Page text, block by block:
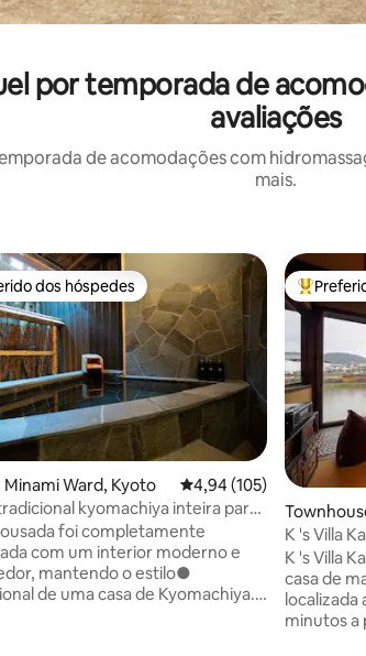
por temporada de
avaliações
de acomodações com
mais.
média de 5, 140 avaliações
dos hóspedes
dos hóspedes
Minami Ward, Kyoto 4,94 de uma avaliação
4,94 (105)
kyomachiya inteira para
| Perto da Estação de Quioto, com
gratuito | Banheira de
ao ar livre e jardim de
luxuosos | Perto do Templo Toji
foi completamente
com um interior moderno e
mantendo o estilo●
de uma casa de Kyomachiya.
Entre os
K 's Villa
o rio
K 's Villa
casa de
localizada
minutos a pé